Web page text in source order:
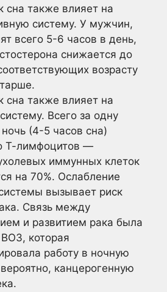
сна также влияет на
систему. У мужчин,
всего 5-6 часов в день,
снижается до
возрасту
сна также влияет на
Всего за одну
(4-5 часов сна)
Т-лимфоцитов —
иммунных клеток
на 70%. Ослабление
вызывает риск
Связь между
и развитием рака была
которая
работу в ночную
канцерогенную